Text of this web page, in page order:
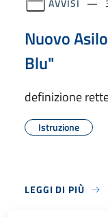
Nuovo
Blu"
definizione
Istruzione
LEGGI DI PIÙ